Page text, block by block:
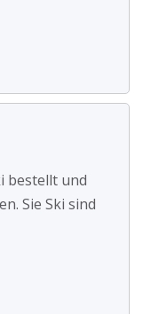
bestellt und
Sie Ski sind